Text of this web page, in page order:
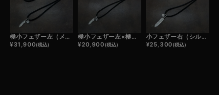
極小フェザー左（メタル）×極小メタルチャーム×鹿革紐×アンティークビーズ/ネックレスカスタム
¥31,900(税込)
極小フェザー左×極小メタルチャーム×鹿革紐×アンティークビーズ/ネックレスカスタム
¥20,900(税込)
小フェザー右（シルバー）×極小メタルチャーム×鹿革紐×アンティークビーズ/ネックレスカスタム
¥25,300(税込)